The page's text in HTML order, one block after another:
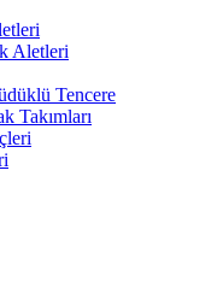
Aletleri
Tencere
Takımları